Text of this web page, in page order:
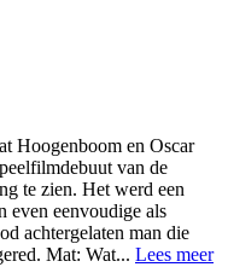
Hoogenboom en Oscar
van de
te zien. Het werd een
even eenvoudige als
achtergelaten man die
Mat: Wat... Lees meer